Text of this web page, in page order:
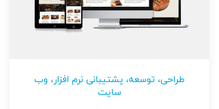
طراحی، توسعه، پشتیبانی نرم افزار، وب
سایت